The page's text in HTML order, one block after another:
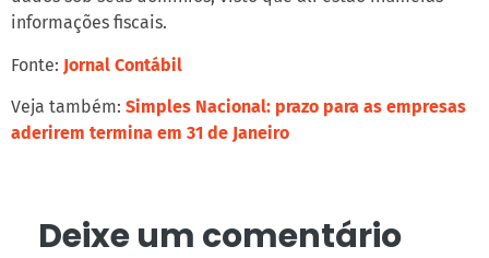
informações fiscais.
Fonte: Jornal Contábil
Veja também: Simples Nacional: prazo para as empresas
aderirem termina em 31 de Janeiro
Deixe um comentário